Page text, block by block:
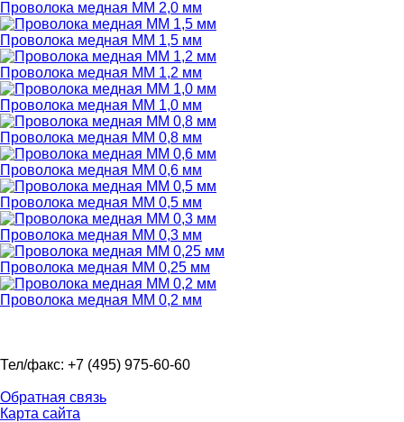
Проволока медная ММ 2,0 мм
Проволока медная ММ 1,5 мм
Проволока медная ММ 1,2 мм
Проволока медная ММ 1,0 мм
Проволока медная ММ 0,8 мм
Проволока медная ММ 0,6 мм
Проволока медная ММ 0,5 мм
Проволока медная ММ 0,3 мм
Проволока медная ММ 0,25 мм
Проволока медная ММ 0,2 мм
Тел/факс: +7 (495) 975-60-60
Обратная связь
Карта сайта